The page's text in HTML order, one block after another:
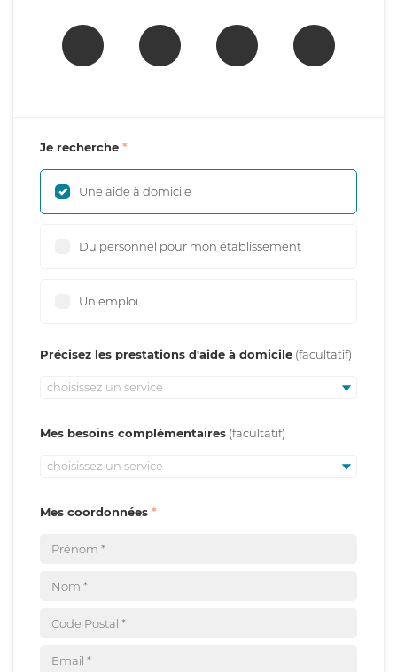
Je recherche
Une aide à domicile
Du personnel pour mon établissement
Un emploi
Précisez les prestations d'aide à domicile
choisissez un service
Mes besoins complémentaires
choisissez un service
Mes coordonnées